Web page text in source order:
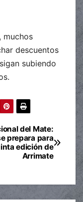
muchos
descuentos
subiendo
del Mate:
prepara para
edición de
Arrimate